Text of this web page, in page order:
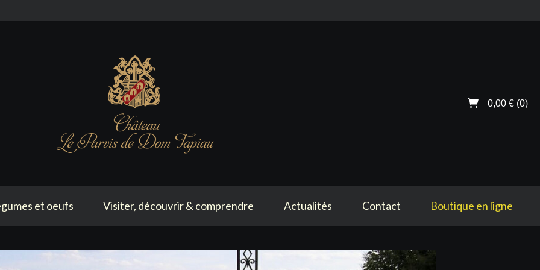
0,00 € (0)
et oeufs Visiter, découvrir & comprendre Actualités Contact Boutique en ligne